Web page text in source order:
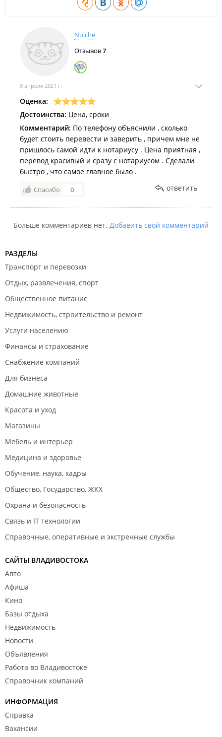
Nuiche
Отзывов7
8 апреля 2021 г.
Оценка:
Достоинства: Цена, сроки
Комментарий: По телефону объяснили , сколько
будет стоить перевести и заверить , причем мне не
пришлось самой идти к нотариусу . Цена приятная ,
перевод красивый и сразу с нотариусом . Сделали
быстро , что самое главное было .
Спасибо 0 ответить
Больше комментариев нет. Добавить свой комментарий
РАЗДЕЛЫ
Транспорт и перевозки
Отдых, развлечения, спорт
Общественное питание
Недвижимость, строительство и ремонт
Услуги населению
Финансы и страхование
Снабжение компаний
Для бизнеса
Домашние животные
Красота и уход
Магазины
Мебель и интерьер
Медицина и здоровье
Обучение, наука, кадры
Общество, Государство, ЖКХ
Охрана и безопасность
Связь и IT технологии
Справочные, оперативные и экстренные службы
САЙТЫ ВЛАДИВОСТОКА
Авто
Афиша
Кино
Базы отдыха
Недвижимость
Новости
Объявления
Работа во Владивостоке
Справочник компаний
ИНФОРМАЦИЯ
Справка
Вакансии